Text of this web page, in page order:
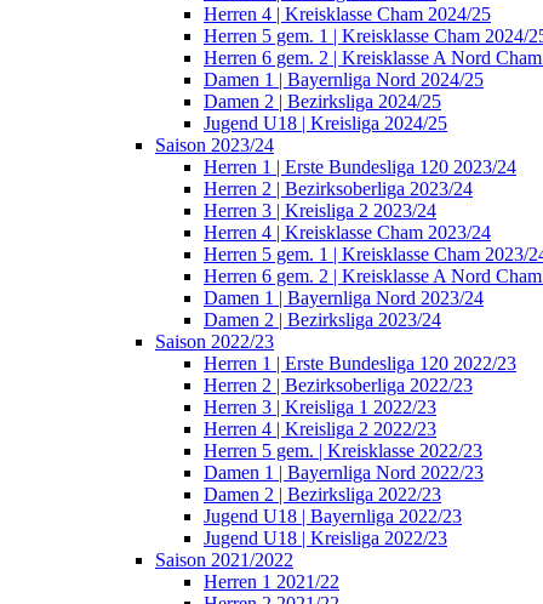
Herren 4 | Kreisklasse Cham 2024/25
Herren 5 gem. 1 | Kreisklasse Cham 2024/
Herren 6 gem. 2 | Kreisklasse A Nord
Damen 1 | Bayernliga Nord 2024/25
Damen 2 | Bezirksliga 2024/25
Jugend U18 | Kreisliga 2024/25
Saison 2023/24
Herren 1 | Erste Bundesliga 120 2023/24
Herren 2 | Bezirksoberliga 2023/24
Herren 3 | Kreisliga 2 2023/24
Herren 4 | Kreisklasse Cham 2023/24
Herren 5 gem. 1 | Kreisklasse Cham 2023/
Herren 6 gem. 2 | Kreisklasse A Nord
Damen 1 | Bayernliga Nord 2023/24
Damen 2 | Bezirksliga 2023/24
Saison 2022/23
Herren 1 | Erste Bundesliga 120 2022/23
Herren 2 | Bezirksoberliga 2022/23
Herren 3 | Kreisliga 1 2022/23
Herren 4 | Kreisliga 2 2022/23
Herren 5 gem. | Kreisklasse 2022/23
Damen 1 | Bayernliga Nord 2022/23
Damen 2 | Bezirksliga 2022/23
Jugend U18 | Bayernliga 2022/23
Jugend U18 | Kreisliga 2022/23
Saison 2021/2022
Herren 1 2021/22